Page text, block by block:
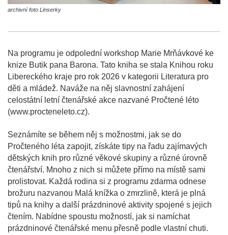
archivní foto Linserky
Na programu je odpolední workshop Marie Mrňávkové ke
knize Butik pana Barona. Tato kniha se stala Knihou roku
Libereckého kraje pro rok 2026 v kategorii Literatura pro
děti a mládež. Naváže na něj slavnostní zahájení
celostátní letní čtenářské akce nazvané Pročtené léto
(www.procteneleto.cz).
Seznámíte se během něj s možnostmi, jak se do
Pročteného léta zapojit, získáte tipy na řadu zajímavých
dětských knih pro různé věkové skupiny a různé úrovně
čtenářství. Mnoho z nich si můžete přímo na místě sami
prolistovat. Každá rodina si z programu zdarma odnese
brožuru nazvanou Malá knížka o zmrzlině, která je plná
tipů na knihy a další prázdninové aktivity spojené s jejich
čtením. Nabídne spoustu možností, jak si namíchat
prázdninové čtenářské menu přesně podle vlastní chuti.